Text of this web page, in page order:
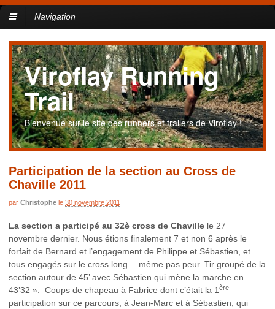
Navigation
Viroflay Running
Trail
Bienvenue sur le site des runners et trailers de Viroflay !
Participation de la section au Cross de
Chaville 2011
par Christophe le 30 novembre 2011
La section a participé au 32è cross de Chaville le 27
novembre dernier. Nous étions finalement 7 et non 6 après le
forfait de Bernard et l’engagement de Philippe et Sébastien, et
tous engagés sur le cross long… même pas peur. Tir groupé de la
section autour de 45’ avec Sébastien qui mène la marche en
43’32 ». Coups de chapeau à Fabrice dont c’était la 1 ère
participation sur ce parcours, à Jean-Marc et à Sébastien, qui